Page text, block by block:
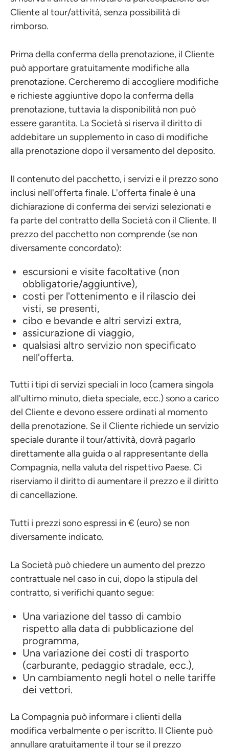
Cliente al tour/attività, senza possibilità di
rimborso.
Prima della conferma della prenotazione, il Cliente
può apportare gratuitamente modifiche alla
prenotazione. Cercheremo di accogliere modifiche
e richieste aggiuntive dopo la conferma della
prenotazione, tuttavia la disponibilità non può
essere garantita. La Società si riserva il diritto di
addebitare un supplemento in caso di modifiche
alla prenotazione dopo il versamento del deposito.
Il contenuto del pacchetto, i servizi e il prezzo sono
inclusi nell'offerta finale. L'offerta finale è una
dichiarazione di conferma dei servizi selezionati e
fa parte del contratto della Società con il Cliente. Il
prezzo del pacchetto non comprende (se non
diversamente concordato):
escursioni e visite facoltative (non
obbligatorie/aggiuntive),
costi per l'ottenimento e il rilascio dei
visti, se presenti,
cibo e bevande e altri servizi extra,
assicurazione di viaggio,
qualsiasi altro servizio non specificato
nell'offerta.
Tutti i tipi di servizi speciali in loco (camera singola
all'ultimo minuto, dieta speciale, ecc.) sono a carico
del Cliente e devono essere ordinati al momento
della prenotazione. Se il Cliente richiede un servizio
speciale durante il tour/attività, dovrà pagarlo
direttamente alla guida o al rappresentante della
Compagnia, nella valuta del rispettivo Paese. Ci
riserviamo il diritto di aumentare il prezzo e il diritto
di cancellazione.
Tutti i prezzi sono espressi in € (euro) se non
diversamente indicato.
La Società può chiedere un aumento del prezzo
contrattuale nel caso in cui, dopo la stipula del
contratto, si verifichi quanto segue:
Una variazione del tasso di cambio
rispetto alla data di pubblicazione del
programma,
Una variazione dei costi di trasporto
(carburante, pedaggio stradale, ecc.),
Un cambiamento negli hotel o nelle tariffe
dei vettori.
La Compagnia può informare i clienti della
modifica verbalmente o per iscritto. Il Cliente può
annullare gratuitamente il tour se il prezzo